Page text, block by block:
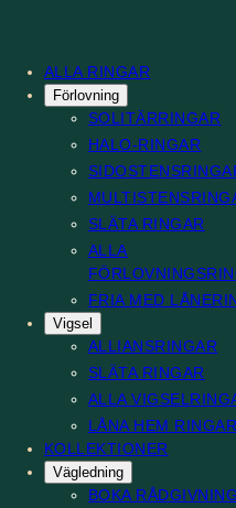
ALLA RINGAR
Förlovning
SOLITÄRRINGAR
HALO-RINGAR
SLÄTA RINGAR
ALLA
FRIA MED
Vigsel
ALLIANSRINGAR
SLÄTA RINGAR
ALLA
LÅNA HEM RINGAR
KOLLEKTIONER
Vägledning
BOKA RÅDGIVNING